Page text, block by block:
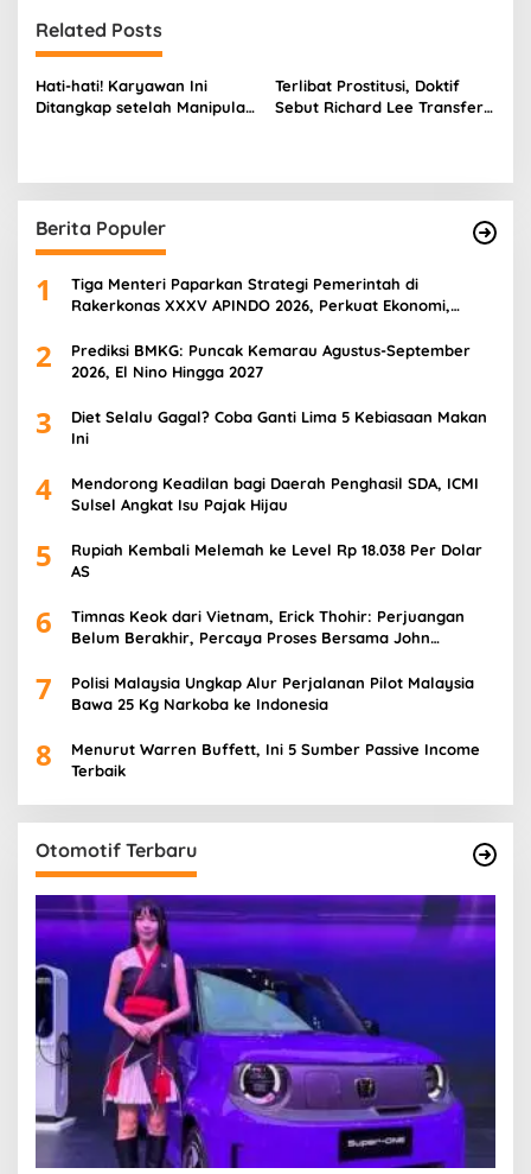
Related Posts
Hati-hati! Karyawan Ini
Ditangkap setelah Manipulasi
Terlibat Prostitusi, Doktif
Sebut Richard Lee Transfer
Berita Populer
1
Tiga Menteri Paparkan Strategi Pemerintah di
Rakerkonas XXXV APINDO 2026, Perkuat Ekonomi,
2
Prediksi BMKG: Puncak Kemarau Agustus-September
2026, El Nino Hingga 2027
3
Diet Selalu Gagal? Coba Ganti Lima 5 Kebiasaan Makan
Ini
4
Mendorong Keadilan bagi Daerah Penghasil SDA, ICMI
Sulsel Angkat Isu Pajak Hijau
5
Rupiah Kembali Melemah ke Level Rp 18.038 Per Dolar
AS
6
Timnas Keok dari Vietnam, Erick Thohir: Perjuangan
Belum Berakhir, Percaya Proses Bersama John
7
Polisi Malaysia Ungkap Alur Perjalanan Pilot Malaysia
Bawa 25 Kg Narkoba ke Indonesia
8
Menurut Warren Buffett, Ini 5 Sumber Passive Income
Terbaik
Otomotif Terbaru